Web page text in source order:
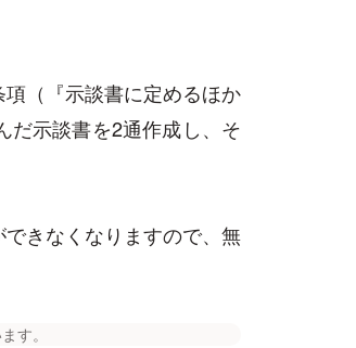
（『示談書に定めるほか
だ示談書を2通作成し、そ
きなくなりますので、無
す。